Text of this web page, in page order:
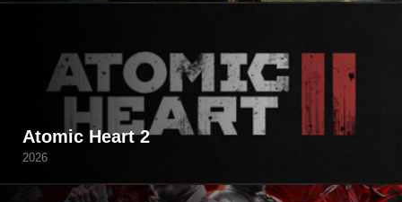
Atomic Heart 2
2026